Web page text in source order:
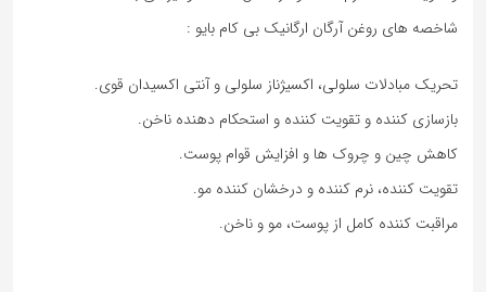
شاخصه های روغن آرگان ارگانیک بی کام بایو :
تحریک مبادلات سلولی، اکسیژناز سلولی و آنتی اکسیدان قوی.
بازسازی کننده و تقویت کننده و استحکام دهنده ناخن.
کاهش چین و چروک ها و افزایش قوام پوست.
تقویت کننده، نرم کننده و درخشان کننده مو.
مراقبت کننده کامل از پوست، مو و ناخن.